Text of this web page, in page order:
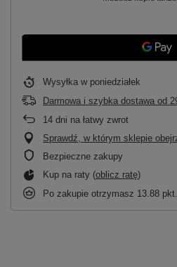
Wysyłka w poniedziałek
Darmowa i szybka dostawa od
14 dni na łatwy zwrot
Sprawdź, w którym sklepie
Bezpieczne zakupy
Kup na raty (oblicz ratę)
Po zakupie otrzymasz 13.88 pkt.